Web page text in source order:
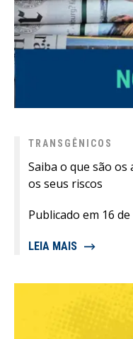
TRANSGÊNICOS
Saiba o que são
os seus riscos
Publicado em 16
LEIA MAIS